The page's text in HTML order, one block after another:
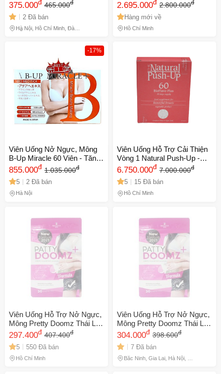
375.000đ 465.000đ
2 Đã bán
Hà Nội, Hồ Chí Minh, Đà
Tăng cường kích thích nội
tiết tố, hỗ trợ phát triển mô
ngực, săn chắc và làm đẹp
da
2.695.000đ 2.800.000đ
Hàng mới về
Hồ Chí Minh
-17%
Viên Uống Nở Ngực, Mông
B-Up Miracle 60 Viên - Tăng
Estrogen, Làm Đẹp Da, Hỗ
Trợ Quyến Rũ Tự Nhiên, Sản
Phẩm Nhật Bản Chính Hãng
855.000đ 1.035.000đ
5 2 Đã bán
Hà Nội
Viên Uống Hỗ Trợ Cải Thiện
Vòng 1 Natural Push-Up -
Phát Triển Ngực Tự Nhiên,
Săn Chắc, Lọ 60 Viên
6.750.000đ 7.000.000đ
5 15 Đã bán
Hồ Chí Minh
Viên Uống Hỗ Trợ Nở Ngực,
Mông Pretty Doomz Thái Lan
- Thực Phẩm Chức Năng
Tăng Cường Vóc Dáng Đẹp
Của Phụ Nữ
297.400đ 407.400đ
5 550 Đã bán
Hồ Chí Minh
Viên Uống Hỗ Trợ Nở Ngực,
Mông Pretty Doomz Thái Lan
- Thực Phẩm Chức Năng
Tăng Cường Vóc Dáng Đẹp
Của Phụ Nữ 748476
304.000đ 398.600đ
7 Đã bán
Bắc Ninh, Gia Lai, Hà Nội, Hồ
🎁 Đừng Bỏ Lỡ! 🎁
Mã Giảm Giá Dành Riêng Cho Bạn
Giảm ngay cho bất kỳ đơn hàng nào.
XXX-XXXX